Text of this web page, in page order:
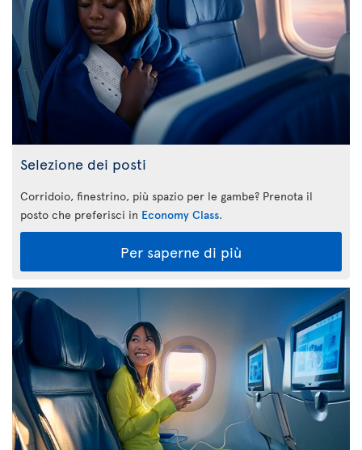
Selezione dei posti
Corridoio, finestrino, più spazio per le gambe? Prenota il
posto che preferisci in Economy Class.
Per saperne di più